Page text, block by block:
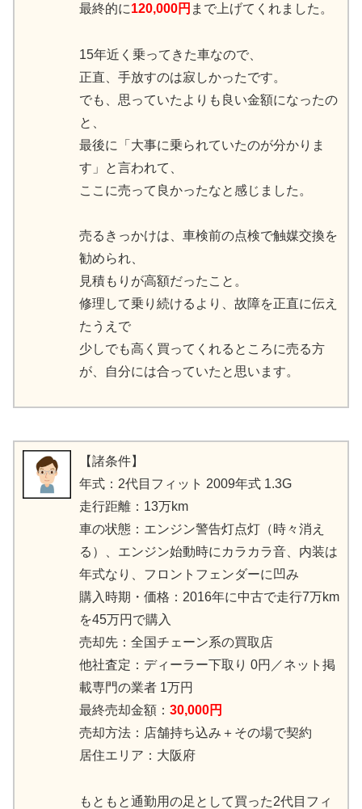
最終的に120,000円 まで上げてくれました。
15年近く乗ってきた車なので、
正直、手放すのは寂しかったです。
でも、思っていたよりも良い金額になったの
と、
最後に「大事に乗られていたのが分かりま
す」と言われて、
ここに売って良かったなと感じました。
売るきっかけは、車検前の点検で触媒交換を
勧められ、
見積もりが高額だったこと。
修理して乗り続けるより、故障を正直に伝え
たうえで
少しでも高く買ってくれるところに売る方
が、自分には合っていたと思います。
【諸条件】
年式：2代目フィット 2009年式 1.3G
走行距離：13万km
車の状態：エンジン警告灯点灯（時々消え
る）、エンジン始動時にカラカラ音、内装は
年式なり、フロントフェンダーに凹み
購入時期・価格：2016年に中古で走行7万km
を45万円で購入
売却先：全国チェーン系の買取店
他社査定：ディーラー下取り 0円／ネット掲
載専門の業者 1万円
最終売却金額： 30,000円
売却方法：店舗持ち込み＋その場で契約
居住エリア：大阪府
もともと通勤用の足として買った2代目フィ